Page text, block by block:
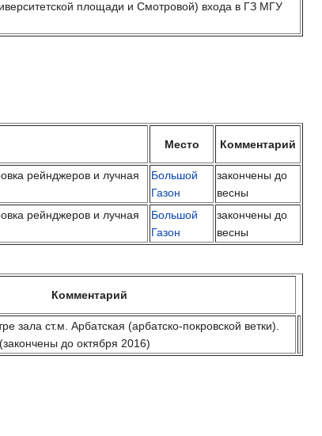
площади и Смотровой) входа в ГЗ МГУ
Место Комментарий
рейнджеров и лучная
Большой
Газон
закончены до
весны
рейнджеров и лучная
Большой
Газон
закончены до
весны
Комментарий
зала ст.м. Арбатская (арбатско-покровской ветки).
до октября 2016)